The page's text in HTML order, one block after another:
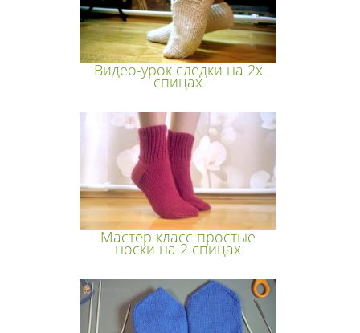
Видео-урок следки на 2х
спицах
Мастер класс простые
носки на 2 спицах